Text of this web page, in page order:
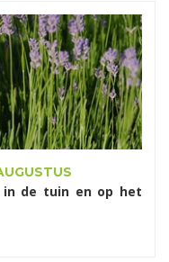
de tuin en op het